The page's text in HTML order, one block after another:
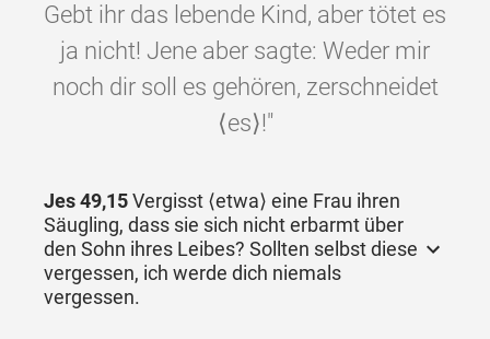
Gebt ihr das lebende Kind, aber tötet es
ja nicht! Jene aber sagte: Weder mir
noch dir soll es gehören, zerschneidet
⟨es⟩!"
Jes 49,15Vergisst ⟨etwa⟩ eine Frau ihren
Säugling, dass sie sich nicht erbarmt über
den Sohn ihres Leibes? Sollten selbst diese
vergessen, ich werde dich niemals
vergessen.